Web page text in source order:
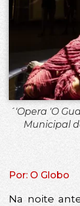
´'Opera 'O
Municipal
Por: O Globo
Na noite